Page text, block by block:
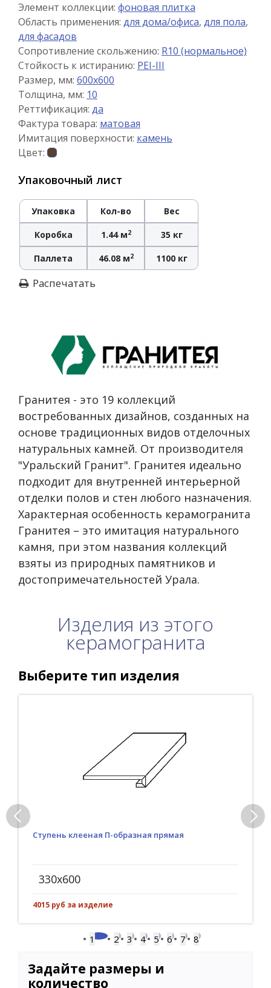
Элемент коллекции: фоновая плитка
Область применения: для дома/офиса, для пола,
для фасадов
Сопротивление скольжению: R10 (нормальное)
Стойкость к истиранию: PEI-III
Размер, мм: 600x600
Толщина, мм: 10
Реттификация: да
Фактура товара: матовая
Имитация поверхности: камень
Цвет:
Упаковочный лист
Упаковка Кол-во Вес
Коробка 1.44 м2 35 кг
Паллета 46.08 м2 1100 кг
Распечатать
Гранитея - это 19 коллекций
востребованных дизайнов, созданных на
основе традиционных видов отделочных
натуральных камней. От производителя
"Уральский Гранит". Гранитея идеально
подходит для внутренней интерьерной
отделки полов и стен любого назначения.
Характерная особенность керамогранита
Гранитея – это имитация натурального
камня, при этом названия коллекций
взяты из природных памятников и
достопримечательностей Урала.
Изделия из этого
керамогранита
Выберите тип изделия
Ступень клееная П-образная прямая
330x600
4015 руб за изделие
1 2 3 4 5 6 7 8
Задайте размеры и
количество